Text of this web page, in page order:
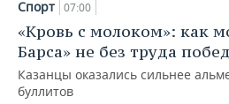
Спорт 07:00
«Кровь с молоком»: как
Барса» не без труда
Казанцы оказались сильнее
буллитов